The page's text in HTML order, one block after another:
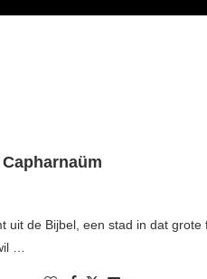
uit de Bijbel, een stad in dat grote
…